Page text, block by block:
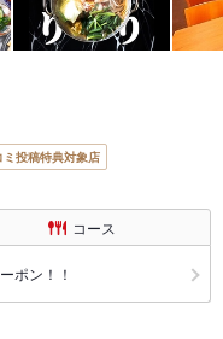
ミ投稿特典対象店
コース
ポン！！